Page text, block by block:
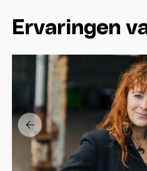
Ervaringen